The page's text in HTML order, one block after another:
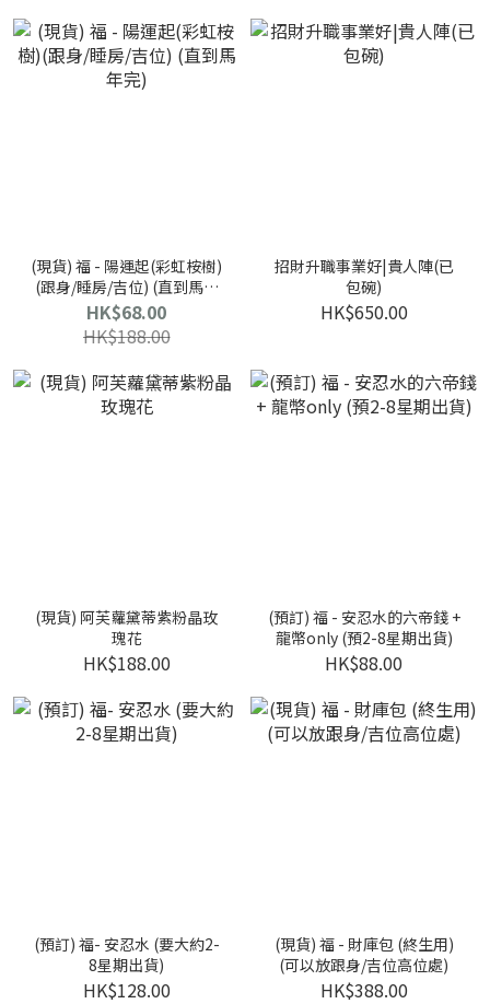
(現貨) 福 - 陽運起(彩虹桉樹)
(跟身/睡房/吉位) (直到馬年
完)
HK$68.00
HK$188.00
招財升職事業好|貴人陣(已
包碗)
HK$650.00
(現貨) 阿芙蘿黛蒂紫粉晶玫
瑰花
HK$188.00
(預訂) 福 - 安忍水的六帝錢 +
龍幣only (預2-8星期出貨)
HK$88.00
(預訂) 福- 安忍水 (要大約2-
8星期出貨)
HK$128.00
(現貨) 福 - 財庫包 (終生用)
(可以放跟身/吉位高位處)
HK$388.00